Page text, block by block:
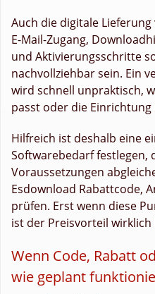
Auch die digitale
E-Mail-Zugang,
und Aktivierungsschritte
nachvollziehbar sein. Ein
wird schnell unpraktisch,
passt oder die
Hilfreich ist deshalb eine
Softwarebedarf festlegen,
Voraussetzungen
Esdownload Rabattcode,
prüfen. Erst wenn diese
ist der Preisvorteil wirklich
Wenn Code, Rabatt
wie geplant